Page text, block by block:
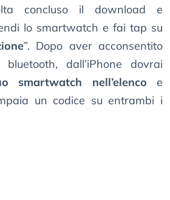
concluso il download e
lo smartwatch e fai tap su
”. Dopo aver acconsentito
bluetooth, dall’iPhone dovrai
smartwatch nell’elenco e
un codice su entrambi i